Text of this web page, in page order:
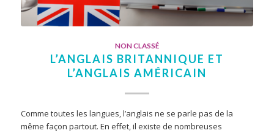
NON CLASSÉ
L’ANGLAIS BRITANNIQUE ET
L’ANGLAIS AMÉRICAIN
Comme toutes les langues, l’anglais ne se parle pas de la
même façon partout. En effet, il existe de nombreuses